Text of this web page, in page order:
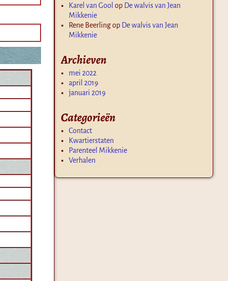
Karel van Gool op De walvis van Jean
Mikkenie
Rene Beerlingop De walvis van Jean
Mikkenie
Archieven
mei 2022
april 2019
januari 2019
Categorieën
Contact
Kwartierstaten
Parenteel Mikkenie
Verhalen